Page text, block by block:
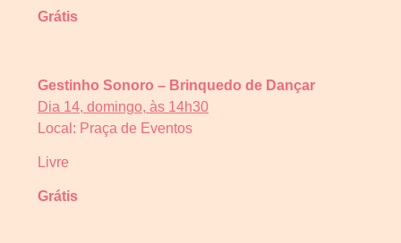
Grátis
Gestinho Sonoro – Brinquedo de Dançar
Dia 14, domingo, às 14h30
Local: Praça de Eventos
Livre
Grátis